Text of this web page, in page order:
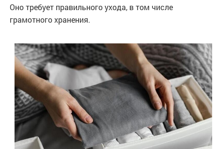
Оно требует правильного ухода, в том числе
грамотного хранения.